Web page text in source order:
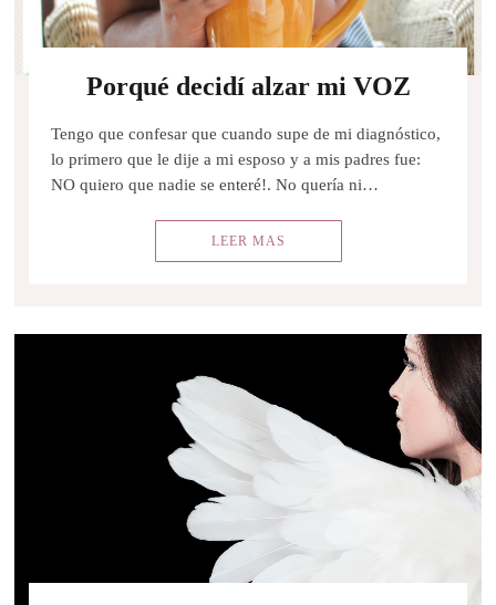
Porqué decidí alzar mi VOZ
Tengo que confesar que cuando supe de mi diagnóstico,
lo primero que le dije a mi esposo y a mis padres fue:
NO quiero que nadie se enteré!. No quería ni…
LEER MAS